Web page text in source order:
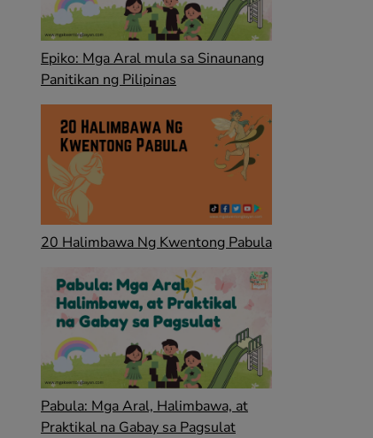
Epiko: Mga Aral mula sa Sinaunang
Panitikan ng Pilipinas
20 Halimbawa Ng Kwentong Pabula
Pabula: Mga Aral, Halimbawa, at
Praktikal na Gabay sa Pagsulat